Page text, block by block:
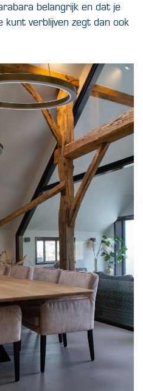
belangrijk en dat je
kunt verblijven zegt dan ook